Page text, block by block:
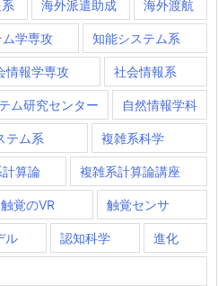
海外派遣助成 海外渡航
学専攻 知能システム系
情報学専攻 社会情報系
ム研究センター 自然情報学科
テム系 複雑系科学
算論 複雑系計算論講座
触覚のVR 触覚センサ
ル 認知科学 進化